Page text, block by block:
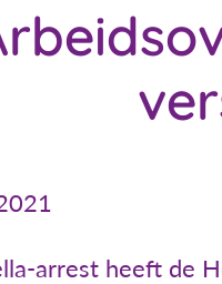
arrest heeft de